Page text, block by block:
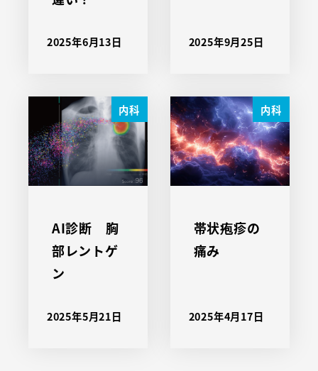
2025年6月13日 2025年9月25日
内科
AI診断 胸
部レントゲ
ン
2025年5月21日
内科
帯状疱疹の
痛み
2025年4月17日